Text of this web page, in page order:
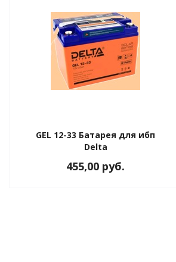
GEL 12-33 Батарея для ибп
Delta
455,00 руб.